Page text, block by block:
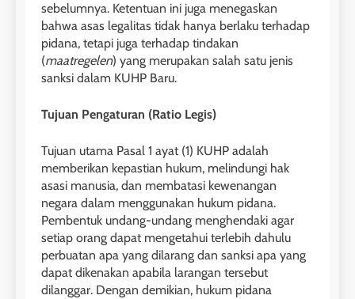
sebelumnya. Ketentuan ini juga menegaskan
bahwa asas legalitas tidak hanya berlaku terhadap
pidana, tetapi juga terhadap tindakan
(maatregelen) yang merupakan salah satu jenis
sanksi dalam KUHP Baru.
Tujuan Pengaturan (Ratio Legis)
Tujuan utama Pasal 1 ayat (1) KUHP adalah
memberikan kepastian hukum, melindungi hak
asasi manusia, dan membatasi kewenangan
negara dalam menggunakan hukum pidana.
Pembentuk undang-undang menghendaki agar
setiap orang dapat mengetahui terlebih dahulu
perbuatan apa yang dilarang dan sanksi apa yang
dapat dikenakan apabila larangan tersebut
dilanggar. Dengan demikian, hukum pidana